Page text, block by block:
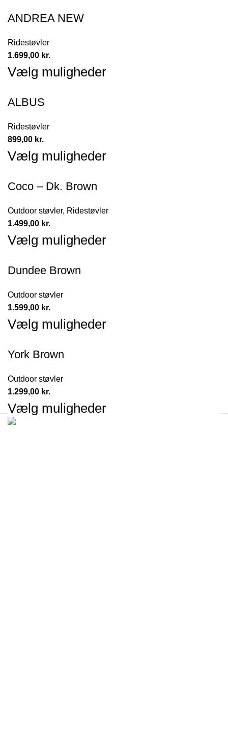
ANDREA NEW
Ridestøvler
1.699,00 kr.
Vælg muligheder
ALBUS
Ridestøvler
899,00 kr.
Vælg muligheder
Coco – Dk. Brown
Outdoor støvler, Ridestøvler
1.499,00 kr.
Vælg muligheder
Dundee Brown
Outdoor støvler
1.599,00 kr.
Vælg muligheder
York Brown
Outdoor støvler
1.299,00 kr.
Vælg muligheder